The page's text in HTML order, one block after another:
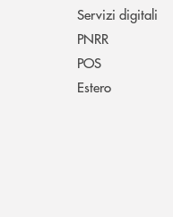
Servizi digitali
PNRR
POS
Estero